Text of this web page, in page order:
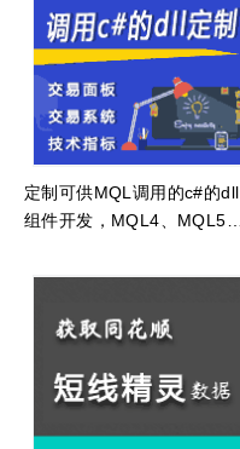
定制可供MQL调用的c#的dll
组件开发，MQL4、MQL5调